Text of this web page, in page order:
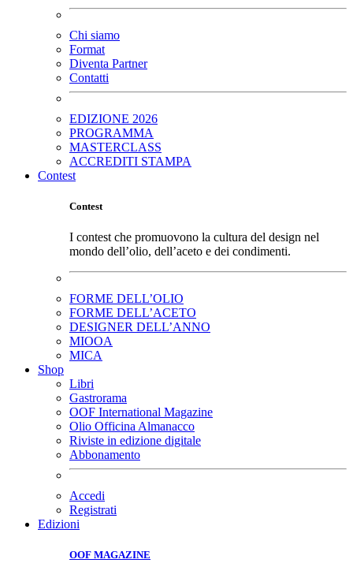
Chi siamo
Format
Diventa Partner
Contatti
EDIZIONE 2026
PROGRAMMA
MASTERCLASS
ACCREDITI STAMPA
Contest
Contest
I contest che promuovono la cultura del design nel
mondo dell’olio, dell’aceto e dei condimenti.
FORME DELL’OLIO
FORME DELL’ACETO
DESIGNER DELL’ANNO
MIOOA
MICA
Shop
Libri
Gastrorama
OOF International Magazine
Olio Officina Almanacco
Riviste in edizione digitale
Abbonamento
Accedi
Registrati
Edizioni
OOF MAGAZINE